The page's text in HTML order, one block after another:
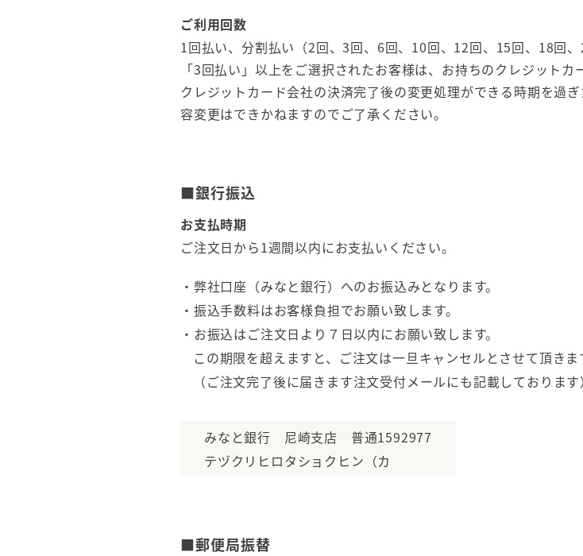
ご利用回数
1回払い、分割払い（2回、3回、6回、10回、12回、15回、18回、
「3回払い」以上をご選択されたお客様は、お持ちのクレジットカ
クレジットカード会社の決済完了後の変更処理ができる時期を過
容変更はできかねますのでご了承ください。
■銀行振込
お支払時期
ご注文日から1週間以内にお支払いください。
・弊社口座（みなと銀行）へのお振込みとなります。
・振込手数料はお客様負担でお願い致します。
・お振込はご注文日より７日以内にお願い致します。
この期限を超えますと、ご注文は一旦キャンセルとさせて頂きま
（ご注文完了後に届きます注文受付メールにも記載しております）
みなと銀行 尼崎支店 普通1592977
テヅクリヒロタショクヒン（カ
■郵便局振替